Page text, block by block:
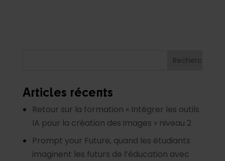
Articles récents
Retour sur la formation « Intégrer les outils
IA pour la création des images » niveau 2
Prompt your Future, quand les étudiants
imaginent les futurs de l’éducation avec